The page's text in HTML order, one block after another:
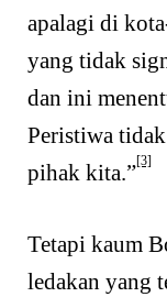
apalagi di
yang tidak
dan ini
Peristiwa
pihak kita.”[3]
Tetapi kaum
ledakan yang